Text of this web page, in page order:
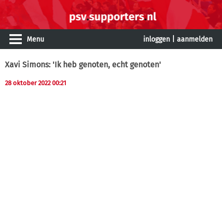
Menu inloggen aanmelden
Xavi Simons: 'Ik heb genoten, echt genoten'
28 oktober 2022 00:21